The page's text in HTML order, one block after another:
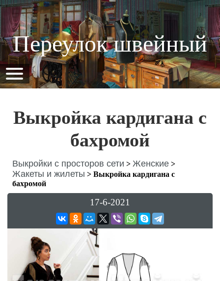
Переулок швейный
Выкройка кардигана с
бахромой
Выкройки с просторов сети > Женские >
Жакеты и жилеты > Выкройка кардигана с
бахромой
17-6-2021